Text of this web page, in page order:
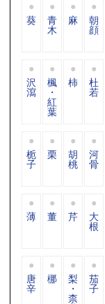
葵 青
木
麻 朝
顔
沢
瀉
楓
・
紅
葉
柿 杜
若
栀
子
栗 胡
桃
河
骨
薄 董 芹 大
根
唐
辛
梛 梨
・
柰
茄
子